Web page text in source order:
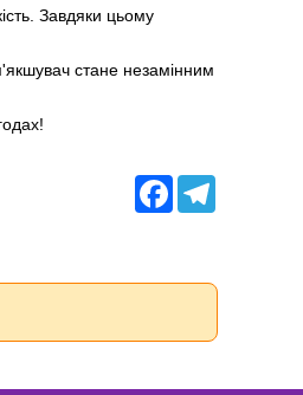
Завдяки цьому
стане незамінним
Facebook